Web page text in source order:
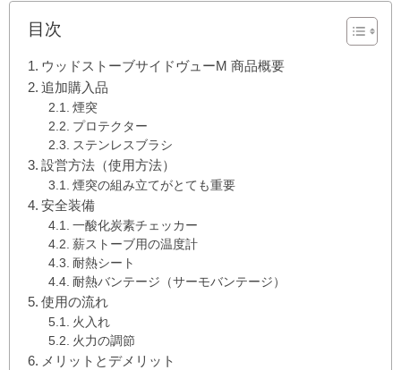
目次
ウッドストーブサイドヴューM 商品概要
追加購入品
煙突
プロテクター
ステンレスブラシ
設営方法（使用方法）
煙突の組み立てがとても重要
安全装備
一酸化炭素チェッカー
薪ストーブ用の温度計
耐熱シート
耐熱バンテージ（サーモバンテージ）
使用の流れ
火入れ
火力の調節
メリットとデメリット